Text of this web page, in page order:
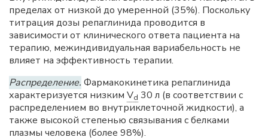
пределах от низкой до умеренной (35%). Поскольку
титрация дозы репаглинида проводится в
зависимости от клинического ответа пациента на
терапию, межиндивидуальная вариабельность не
влияет на эффективность терапии.
Распределение. Фармакокинетика репаглинида
характеризуется низким Vd 30 л (в соответствии с
распределением во внутриклеточной жидкости), а
также высокой степенью связывания с белками
плазмы человека (более 98%).